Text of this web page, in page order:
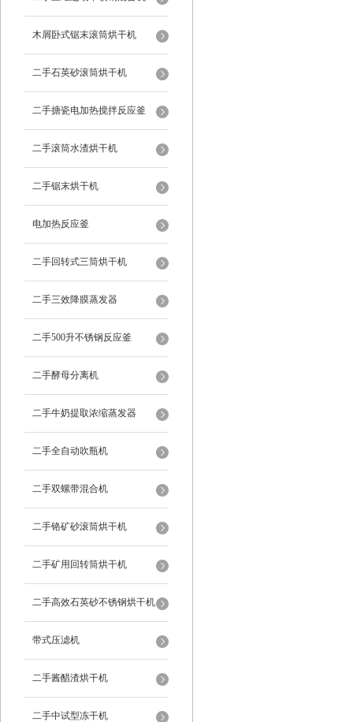
木屑卧式锯末滚筒烘干机
二手石英砂滚筒烘干机
二手搪瓷电加热搅拌反应釜
二手滚筒水渣烘干机
二手锯末烘干机
电加热反应釜
二手回转式三筒烘干机
二手三效降膜蒸发器
二手500升不锈钢反应釜
二手酵母分离机
二手牛奶提取浓缩蒸发器
二手全自动吹瓶机
二手双螺带混合机
二手铬矿砂滚筒烘干机
二手矿用回转筒烘干机
二手高效石英砂不锈钢烘干机
带式压滤机
二手酱醋渣烘干机
二手中试型冻干机